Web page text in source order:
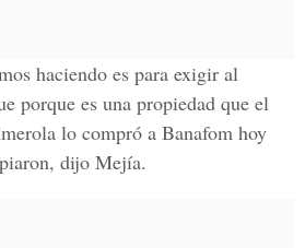
haciendo es para exigir al
porque es una propiedad que el
lo compró a Banafom hoy
dijo Mejía.